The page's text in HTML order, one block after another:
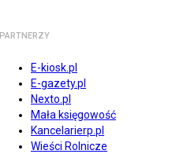
PARTNERZY
E-kiosk.pl
E-gazety.pl
Nexto.pl
Mała księgowość
Kancelarierp.pl
Wieści Rolnicze